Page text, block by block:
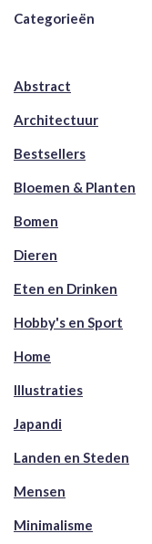
Categorieën
Abstract
Architectuur
Bestsellers
Bloemen & Planten
Bomen
Dieren
Eten en Drinken
Hobby's en Sport
Home
Illustraties
Japandi
Landen en Steden
Mensen
Minimalisme